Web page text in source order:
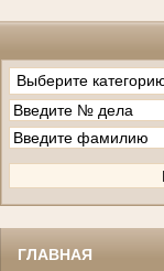
ГЛАВНАЯ